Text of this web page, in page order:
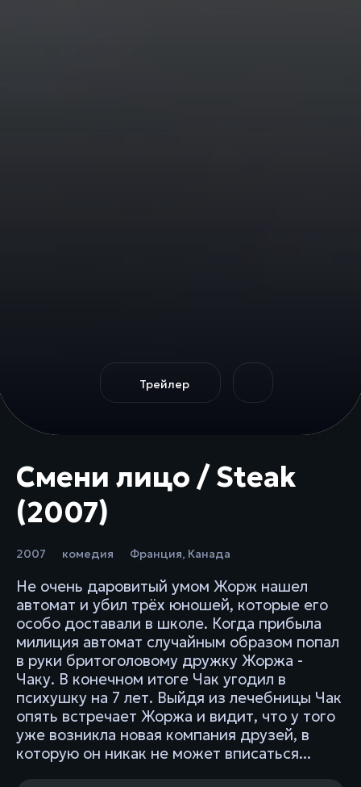
Трейлер
Смени лицо / Steak
(2007)
2007 комедия Франция, Канада
Не очень даровитый умом Жорж нашел
автомат и убил трёх юношей, которые его
особо доставали в школе. Когда прибыла
милиция автомат случайным образом попал
в руки бритоголовому дружку Жоржа -
Чаку. В конечном итоге Чак угодил в
психушку на 7 лет. Выйдя из лечебницы Чак
опять встречает Жоржа и видит, что у того
уже возникла новая компания друзей, в
которую он никак не может вписаться...